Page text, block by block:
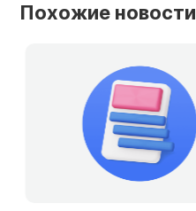
Похожие новости